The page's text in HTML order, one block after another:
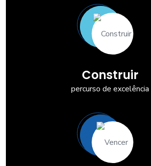
Construir
percurso de excelência